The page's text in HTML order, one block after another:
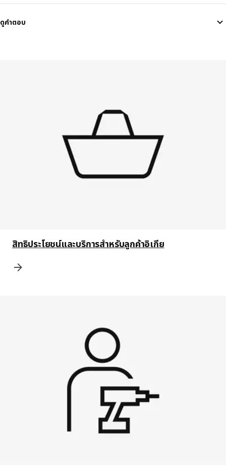
ดูคำตอบ
สิทธิประโยชน์และบริการสำหรับลูกค้าอิเกีย